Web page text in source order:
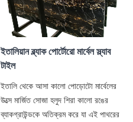
ইতালিয়ান ব্ল্যাক পোর্টোরো মার্বেল স্ল্যাব
টাইল
ইতালি থেকে আসা কালো পোড়োটো মার্বেলের
উত্সে মার্জিত সোজা হলুদ শিরা কালো রঙের
ব্যাকগ্রাউন্ডকে অতিক্রম করে যা এই পাথরের